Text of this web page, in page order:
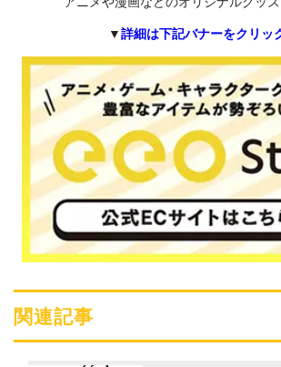
▼詳細は下記バナーをクリッ
関連記事